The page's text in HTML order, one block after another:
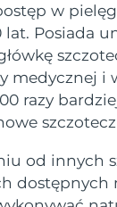
w
lat. Posiada
medycznej i
razy
od innych
dostępnych
4 Plus
LED
men, anti-aging
2 go
line
3
facial
3 LED
infrared and
4
silicone
4 plus
hybrid
ANTI-